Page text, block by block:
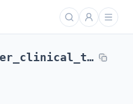
gender_clinical_trial